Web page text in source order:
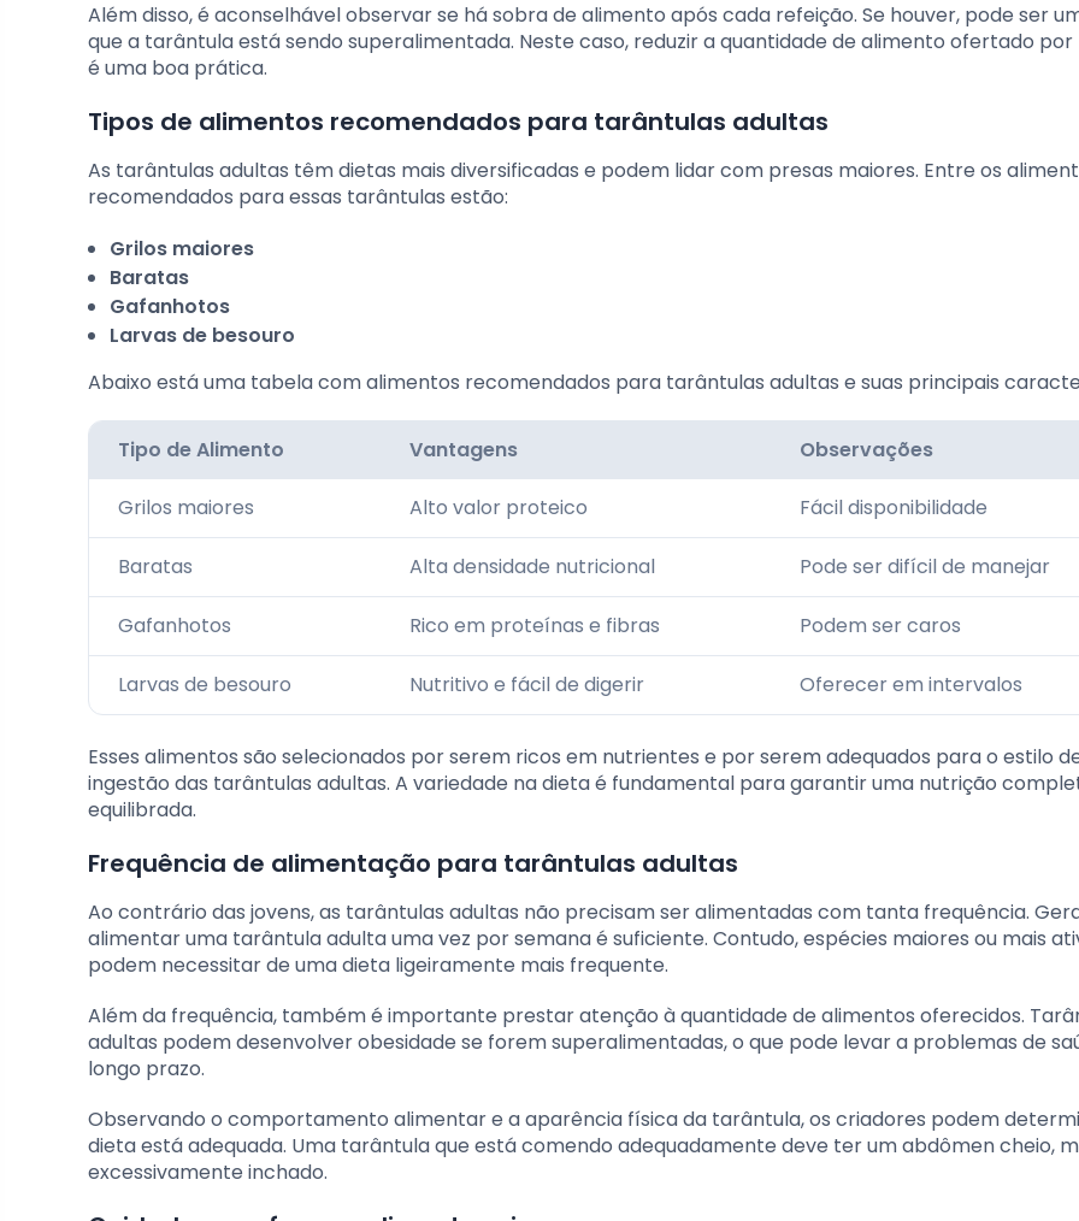
Além disso, é aconselhável observar se há sobra de alimento após cada refeição. Se houver, pode ser
que a tarântula está sendo superalimentada. Neste caso, reduzir a quantidade de alimento ofertado
é uma boa prática.
Tipos de alimentos recomendados para tarântulas adultas
As tarântulas adultas têm dietas mais diversificadas e podem lidar com presas maiores. Entre os
recomendados para essas tarântulas estão:
Grilos maiores
Baratas
Gafanhotos
Larvas de besouro
Abaixo está uma tabela com alimentos recomendados para tarântulas adultas e suas principais
Tipo de Alimento Vantagens Observações
Grilos maiores Alto valor proteico Fácil disponibilidade
Baratas Alta densidade nutricional Pode ser difícil de manejar
Gafanhotos Rico em proteínas e fibras Podem ser caros
Larvas de besouro Nutritivo e fácil de digerir Oferecer em intervalos
Esses alimentos são selecionados por serem ricos em nutrientes e por serem adequados para o estilo
ingestão das tarântulas adultas. A variedade na dieta é fundamental para garantir uma nutrição
equilibrada.
Frequência de alimentação para tarântulas adultas
Ao contrário das jovens, as tarântulas adultas não precisam ser alimentadas com tanta frequência.
alimentar uma tarântula adulta uma vez por semana é suficiente. Contudo, espécies maiores ou mais
podem necessitar de uma dieta ligeiramente mais frequente.
Além da frequência, também é importante prestar atenção à quantidade de alimentos oferecidos.
adultas podem desenvolver obesidade se forem superalimentadas, o que pode levar a problemas de
longo prazo.
Observando o comportamento alimentar e a aparência física da tarântula, os criadores podem
dieta está adequada. Uma tarântula que está comendo adequadamente deve ter um abdômen cheio,
excessivamente inchado.